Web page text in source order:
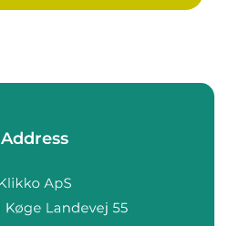
Address